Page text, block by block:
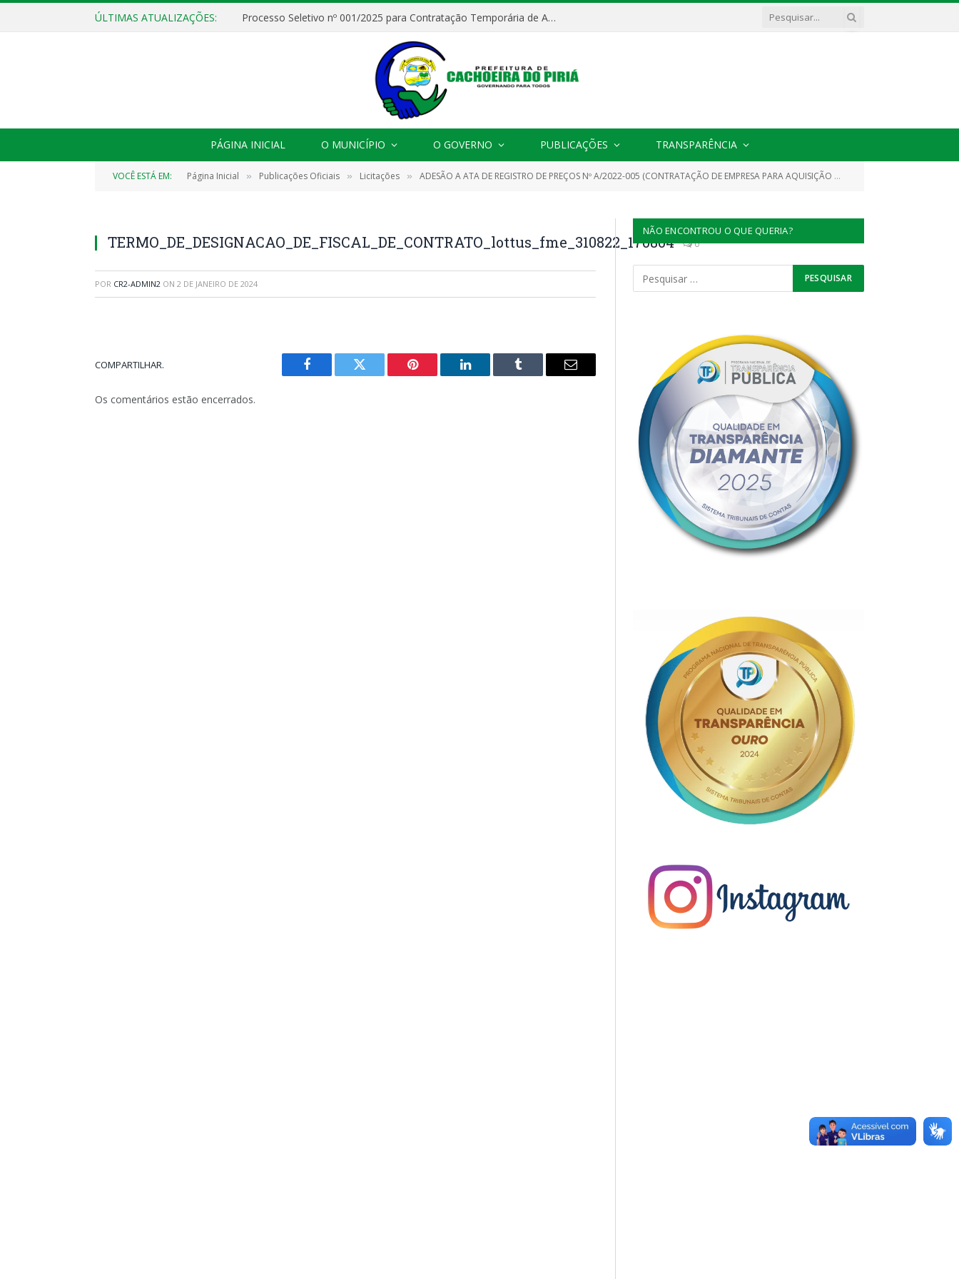
ÚLTIMAS ATUALIZAÇÕES: Processo Seletivo nº 001/2025 para Contratação Temporária de Agentes Comunitários de Saúde (ACS)
PÁGINA INICIAL O MUNICÍPIO O GOVERNO PUBLICAÇÕES TRANSPARÊNCIA
VOCÊ ESTÁ EM: Página Inicial » Publicações Oficiais » Licitações » ADESÃO A ATA DE REGISTRO DE PREÇOS Nº A/2022-005 (CONTRATAÇÃO DE EMPRESA PARA AQUISIÇÃO DE MATERIAL DE EXPEDIENTE)
TERMO_DE_DESIGNACAO_DE_FISCAL_DE_CONTRATO_lottus_fme_310822_170804 0
POR CR2-ADMIN2 ON 2 DE JANEIRO DE 2024
COMPARTILHAR.
Facebook Twitter Pinterest LinkedIn Tumblr
E-
Os comentários estão encerrados.
NÃO ENCONTROU O QUE QUERIA?